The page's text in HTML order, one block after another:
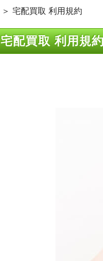
＞ 宅配買取 利用規約
宅配買取 利用規